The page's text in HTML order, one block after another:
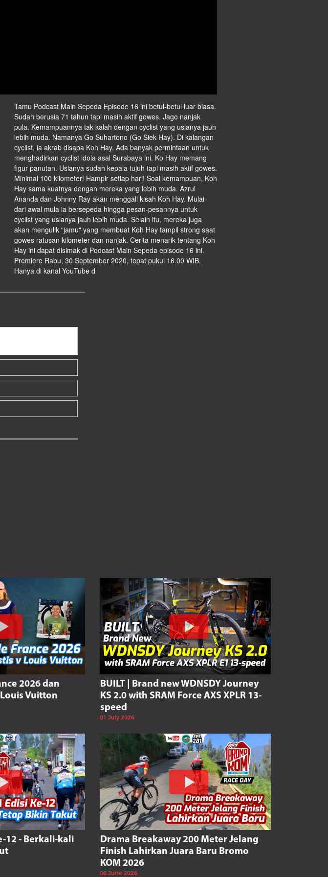
Tamu Podcast Main Sepeda Episode 16 ini betul-betul luar biasa.
Sudah berusia 71 tahun tapi masih aktif gowes. Jago nanjak
pula. Kemampuannya tak kalah dengan cyclist yang usianya jauh
lebih muda. Namanya Go Suhartono (Go Siek Hay). Di kalangan
cyclist, ia akrab disapa Koh Hay. Ada banyak permintaan untuk
menghadirkan cyclist idola asal Surabaya ini. Ko Hay memang
figur panutan. Usianya sudah kepala tujuh tapi masih aktif gowes.
Minimal 100 kilometer! Hampir setiap hari! Soal kemampuan, Koh
Hay sama kuatnya dengan mereka yang lebih muda. Azrul
Ananda dan Johnny Ray akan menggali kisah Koh Hay. Mulai
dari awal mula ia bersepeda hingga pesan-pesannya untuk
cyclist yang usianya jauh lebih muda. Selain itu, mereka juga
akan mengulik "jamu" yang membuat Koh Hay tampil strong saat
gowes ratusan kilometer dan nanjak. Cerita menarik tentang Koh
Hay ini dapat disimak di Podcast Main Sepeda episode 16 ini.
Premiere Rabu, 30 September 2020, tepat pukul 16.00 WIB.
Hanya di kanal YouTube d
2026 dan
Vuitton
BUILT | Brand new WDNSDY Journey
KS 2.0 with SRAM Force AXS XPLR 13-
speed
01 July 2026
12 - Berkali-kali
Drama Breakaway 200 Meter Jelang
Finish Lahirkan Juara Baru Bromo
KOM 2026
06 June 2026